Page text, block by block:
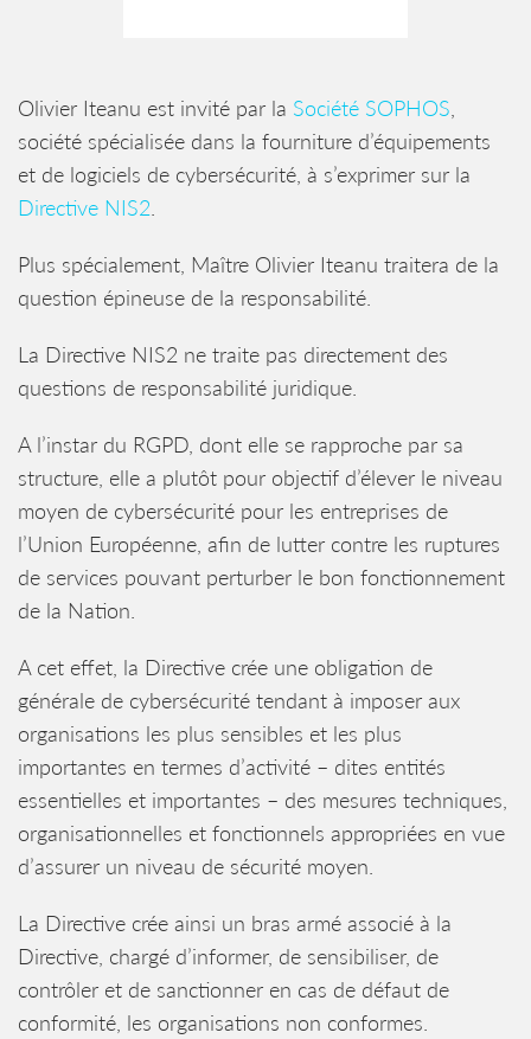
Olivier Iteanu est invité par la Société SOPHOS
société spécialisée dans la fourniture d’équipements
et de logiciels de cybersécurité, à s’exprimer sur la
Directive NIS2
Plus spécialement, Maître Olivier Iteanu traitera de la
question épineuse de la responsabilité.
La Directive NIS2 ne traite pas directement des
questions de responsabilité juridique.
A l’instar du RGPD, dont elle se rapproche par sa
structure, elle a plutôt pour objectif d’élever le niveau
moyen de cybersécurité pour les entreprises de
l’Union Européenne, afin de lutter contre les ruptures
de services pouvant perturber le bon fonctionnement
de la Nation.
A cet effet, la Directive crée une obligation de
générale de cybersécurité tendant à imposer aux
organisations les plus sensibles et les plus
importantes en termes d’activité – dites entités
essentielles et importantes – des mesures techniques,
organisationnelles et fonctionnels appropriées en vue
d’assurer un niveau de sécurité moyen.
La Directive crée ainsi un bras armé associé à la
Directive, chargé d’informer, de sensibiliser, de
contrôler et de sanctionner en cas de défaut de
conformité, les organisations non conformes.